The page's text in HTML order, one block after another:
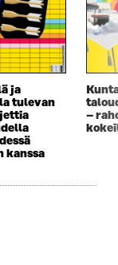
ja
tulevan
kanssa
–